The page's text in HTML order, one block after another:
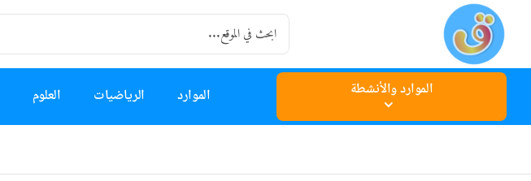
content
Search
for:
الموارد والأنشطة الموارد الرياضيات العلوم